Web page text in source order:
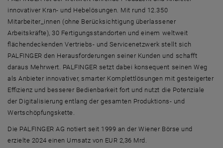
innovativer Kran- und Hebelösungen. Mit rund 12.350
Mitarbeiter_innen (ohne Berücksichtigung überlassener
Arbeitskräfte), 30 Fertigungsstandorten und einem weltweit
flächendeckenden Vertriebs- und Servicenetzwerk stellt sich
PALFINGER den Herausforderungen seiner Kunden und schafft
daraus Mehrwert. PALFINGER setzt dabei konsequent seinen Weg
als Anbieter innovativer, smarter Komplettlösungen mit gesteigerter
Effizienz und besserer Bedienbarkeit fort und nutzt die Potenziale
der Digitalisierung entlang der gesamten Produktions- und
Wertschöpfungskette.
Die PALFINGER AG notiert seit 1999 an der Wiener Börse und
erzielte 2024 einen Umsatz von EUR 2,36 Mrd.